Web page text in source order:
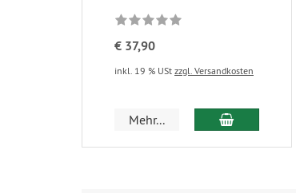
€ 37,90
inkl. 19 % USt zzgl. Versandkosten
Mehr... In den